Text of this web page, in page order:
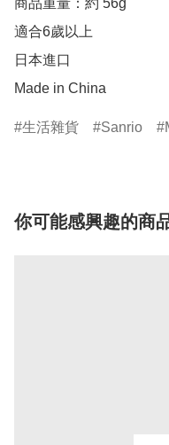
商品重量：約 56g
適合6歲以上
日本進口
Made in China
生活雜貨 Sanrio
你可能感興趣的商